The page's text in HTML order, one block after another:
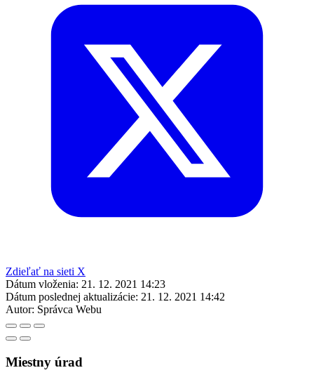
Zdieľať na sieti X
Dátum vloženia: 21. 12. 2021 14:23
Dátum poslednej aktualizácie: 21. 12. 2021 14:42
Autor: Správca Webu
Miestny úrad